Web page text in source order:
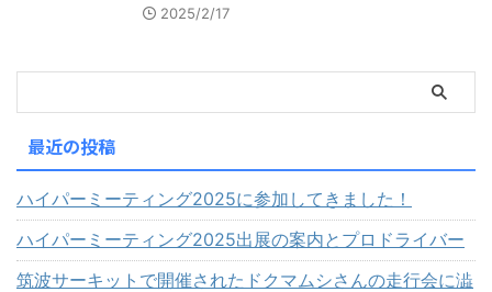
2025/2/17
最近の投稿
ハイパーミーティング2025に参加してきました！
ハイパーミーティング2025出展の案内とプロドライバー
筑波サーキットで開催されたドクマムシさんの走行会に澁